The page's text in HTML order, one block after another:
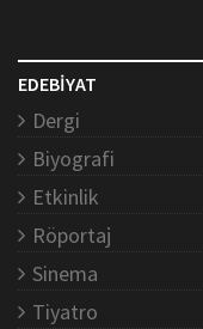
EDEBİYAT
Dergi
Biyografi
Etkinlik
Röportaj
Sinema
Tiyatro